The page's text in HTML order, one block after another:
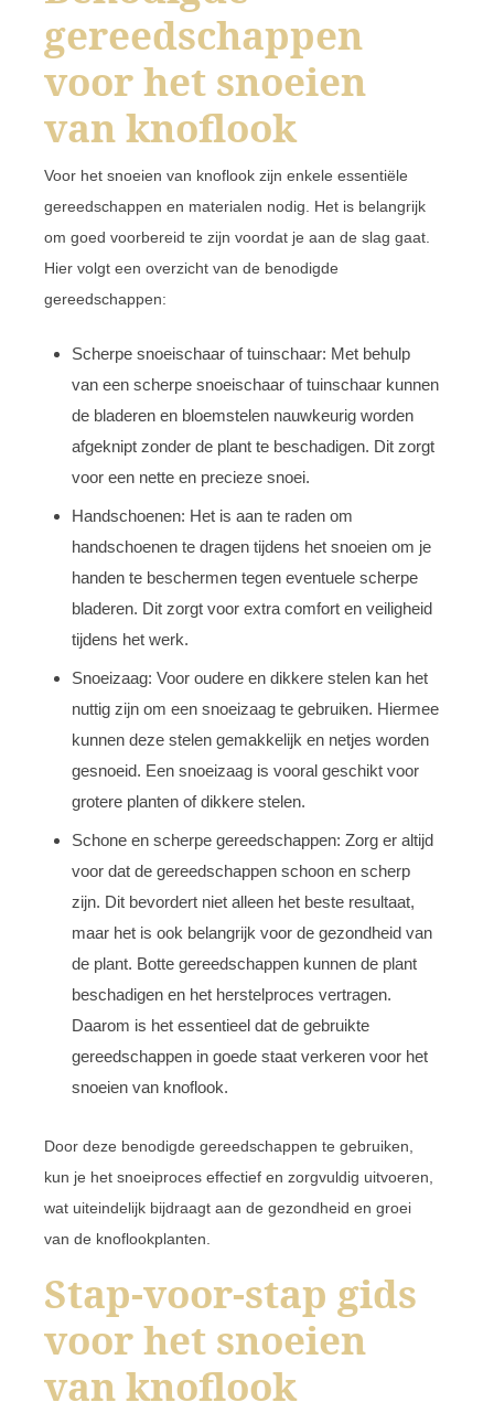
gereedschappen
voor het snoeien
van knoflook
Voor het snoeien van knoflook zijn enkele essentiële
gereedschappen en materialen nodig. Het is belangrijk
om goed voorbereid te zijn voordat je aan de slag gaat.
Hier volgt een overzicht van de benodigde
gereedschappen:
Scherpe snoeischaar of tuinschaar: Met behulp
van een scherpe snoeischaar of tuinschaar kunnen
de bladeren en bloemstelen nauwkeurig worden
afgeknipt zonder de plant te beschadigen. Dit zorgt
voor een nette en precieze snoei.
Handschoenen: Het is aan te raden om
handschoenen te dragen tijdens het snoeien om je
handen te beschermen tegen eventuele scherpe
bladeren. Dit zorgt voor extra comfort en veiligheid
tijdens het werk.
Snoeizaag: Voor oudere en dikkere stelen kan het
nuttig zijn om een snoeizaag te gebruiken. Hiermee
kunnen deze stelen gemakkelijk en netjes worden
gesnoeid. Een snoeizaag is vooral geschikt voor
grotere planten of dikkere stelen.
Schone en scherpe gereedschappen: Zorg er altijd
voor dat de gereedschappen schoon en scherp
zijn. Dit bevordert niet alleen het beste resultaat,
maar het is ook belangrijk voor de gezondheid van
de plant. Botte gereedschappen kunnen de plant
beschadigen en het herstelproces vertragen.
Daarom is het essentieel dat de gebruikte
gereedschappen in goede staat verkeren voor het
snoeien van knoflook.
Door deze benodigde gereedschappen te gebruiken,
kun je het snoeiproces effectief en zorgvuldig uitvoeren,
wat uiteindelijk bijdraagt aan de gezondheid en groei
van de knoflookplanten.
Stap-voor-stap gids
voor het snoeien
van knoflook